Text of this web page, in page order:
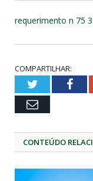
requerimento n 75 3
COMPARTILHAR:
Twitter
Email
CONTEÚDO